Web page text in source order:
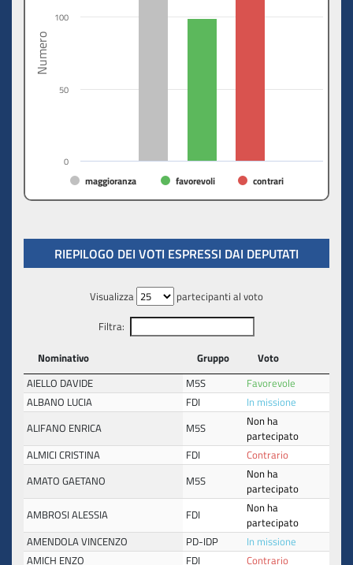
Numero
maggioranza favorevoli contrari
0
50
100
RIEPILOGO DEI VOTI ESPRESSI DAI DEPUTATI
Visualizza
partecipanti al voto
Filtra:
Nominativo
Gruppo
Voto
AIELLO DAVIDE
M5S
Favorevole
ALBANO LUCIA
FDI
In missione
ALIFANO ENRICA
M5S
Non ha
partecipato
ALMICI CRISTINA
FDI
Contrario
AMATO GAETANO
M5S
Non ha
partecipato
AMBROSI ALESSIA
FDI
Non ha
partecipato
AMENDOLA VINCENZO
PD-IDP
In missione
AMICH ENZO
FDI
Contrario